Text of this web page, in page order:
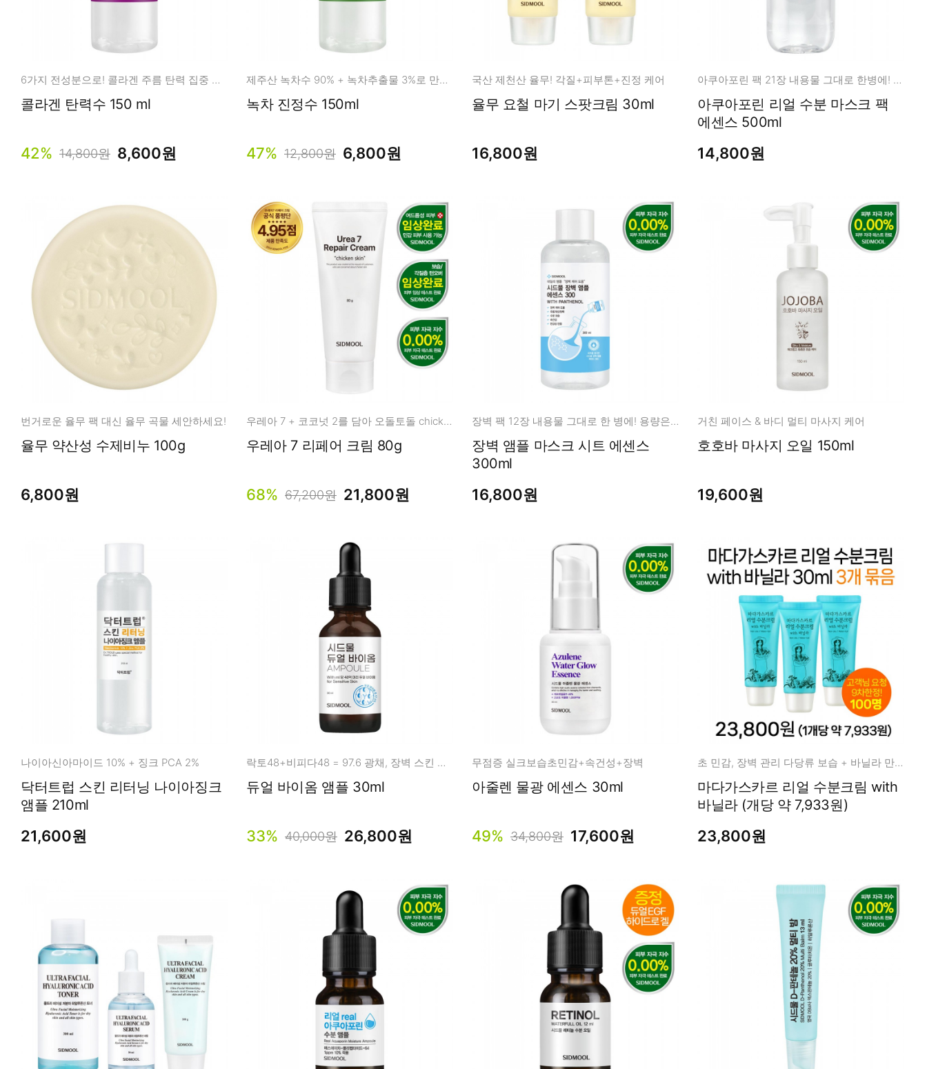
6가지 전성분으로! 콜라겐 주름 탄력 집중 관리!
콜라겐 탄력수 150 ml
42% 14,800원 8,600원
제주산 녹차수 90% + 녹차추출물 3%로 만든 리얼 진정수
녹차 진정수 150ml
47% 12,800원 6,800원
국산 제천산 율무! 각질+피부톤+진정 케어
율무 요철 마기 스팟크림 30ml
16,800원
아쿠아포린 팩 21장 내용물 그대로 한병에! 용량은 넉넉하게!
아쿠아포린 리얼 수분 마스크 팩
에센스 500ml
14,800원
번거로운 율무 팩 대신 율무 곡물 세안하세요!
율무 약산성 수제비누 100g
6,800원
우레아 7 + 코코넛 2를 담아 오돌토돌 chicken skin 케어!
우레아 7 리페어 크림 80g
68% 67,200원 21,800원
장벽 팩 12장 내용물 그대로 한 병에! 용량은 넉넉하게!
장벽 앰플 마스크 시트 에센스
300ml
16,800원
거친 페이스 & 바디 멀티 마사지 케어
호호바 마사지 오일 150ml
19,600원
나이아신아마이드 10% + 징크 PCA 2%
닥터트럽 스킨 리터닝 나이아징크
앰플 210ml
21,600원
락토48+비피다48 = 97.6 광채, 장벽 스킨 케어
듀얼 바이옴 앰플 30ml
33% 40,000원 26,800원
무점증 실크보습초민감+속건성+장벽
아줄렌 물광 에센스 30ml
49% 34,800원 17,600원
초 민감, 장벽 관리 다당류 보습 + 바닐라 만남
마다가스카르 리얼 수분크림 with
바닐라 (개당 약 7,933원)
23,800원